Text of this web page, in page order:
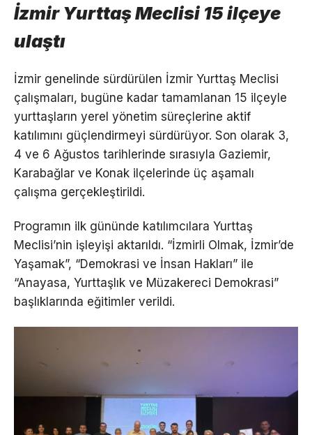
İzmir Yurttaş Meclisi 15 ilçeye
ulaştı
İzmir genelinde sürdürülen İzmir Yurttaş Meclisi
çalışmaları, bugüne kadar tamamlanan 15 ilçeyle
yurttaşların yerel yönetim süreçlerine aktif
katılımını güçlendirmeyi sürdürüyor. Son olarak 3,
4 ve 6 Ağustos tarihlerinde sırasıyla Gaziemir,
Karabağlar ve Konak ilçelerinde üç aşamalı
çalışma gerçekleştirildi.
Programın ilk gününde katılımcılara Yurttaş
Meclisi’nin işleyişi aktarıldı. “İzmirli Olmak, İzmir’de
Yaşamak”, “Demokrasi ve İnsan Hakları” ile
“Anayasa, Yurttaşlık ve Müzakereci Demokrasi”
başlıklarında eğitimler verildi.